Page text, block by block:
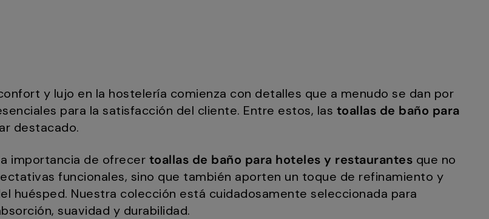
y lujo en la hostelería comienza con detalles que a menudo se dan por
para la satisfacción del cliente. Entre estos, las toallas de baño para
destacado.
importancia de ofrecer toallas de baño para hoteles y restaurantes que no
funcionales, sino que también aporten un toque de refinamiento y
huésped. Nuestra colección está cuidadosamente seleccionada para
suavidad y durabilidad.